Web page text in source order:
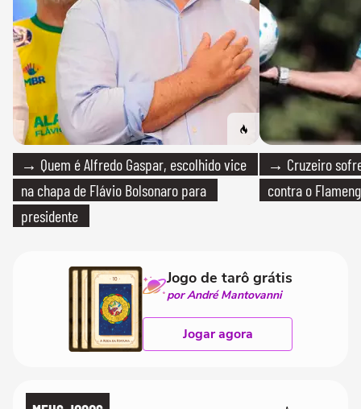
→ Quem é Alfredo Gaspar, escolhido vice
na chapa de Flávio Bolsonaro para
presidente
→ Cruzeiro
contra o
Jogo de tarô grátis
por André Mantovanni
Jogar agora